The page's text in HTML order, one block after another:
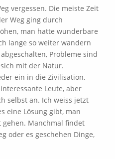
vergessen. Die meiste Zeit
Weg ging durch
man hatte wunderbare
lange so weiter wandern
Probleme sind
mit der Natur.
ein in die Zivilisation,
Leute, aber
selbst an. Ich weiss jetzt
eine Lösung gibt, man
Manchmal findet
oder es geschehen Dinge,